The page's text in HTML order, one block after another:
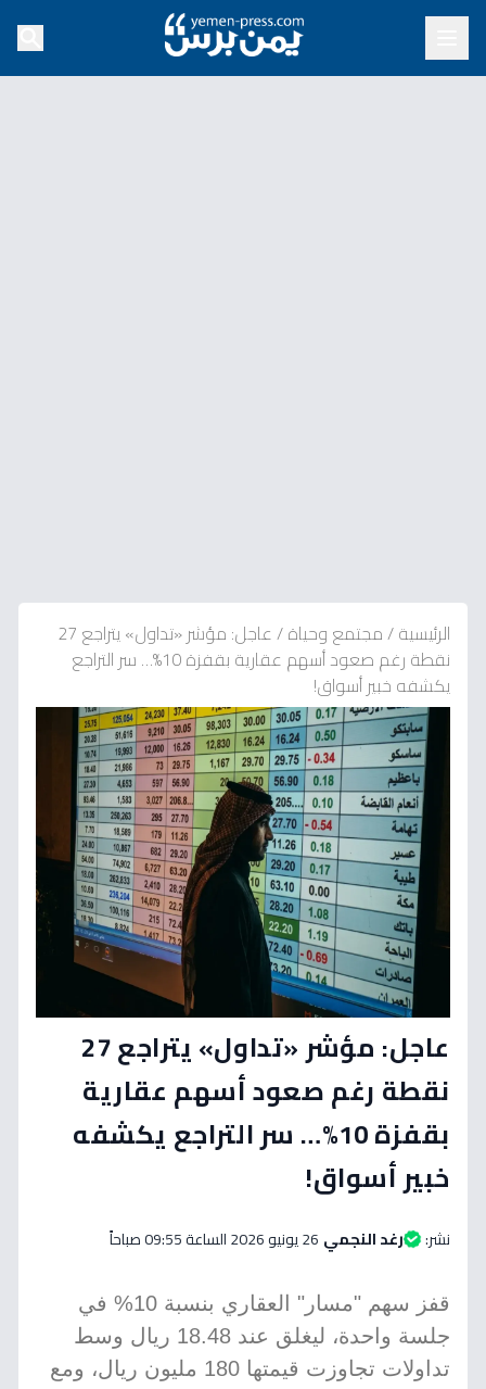
الرئيسية/مجتمع وحياة/
عاجل: مؤشر «تداول» يتراجع 27
نقطة رغم صعود أسهم عقارية بقفزة 10%… سر التراجع
يكشفه خبير أسواق!
عاجل: مؤشر «تداول» يتراجع 27
نقطة رغم صعود أسهم عقارية
بقفزة 10%… سر التراجع يكشفه
خبير أسواق!
نشر: رغد النجمي 26 يونيو 2026 الساعة 09:55 صباحاً
قفز سهم "مسار" العقاري بنسبة 10% في
جلسة واحدة، ليغلق عند 18.48 ريال وسط
تداولات تجاوزت قيمتها 180 مليون ريال، ومع